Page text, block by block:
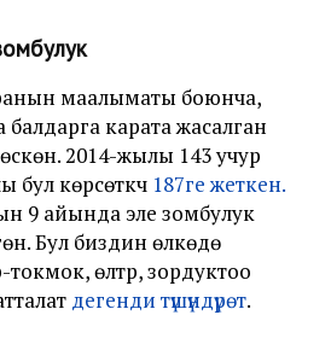
маалыматы боюнча,
карата жасалган
2014-жылы 143 учур
бул көрсөткүч 187ге жеткен.
9 айында эле зомбулук
Бул биздин өлкөдө
өлтүрүү, зордуктоо
дегенди түшүндүрөт.